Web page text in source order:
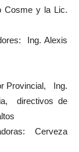
Cosme y la Lic.
Ing. Alexis
Provincial, Ing.
directivos de
Cerveza